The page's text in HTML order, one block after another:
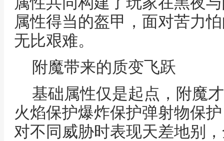
属性得当的盔甲，面对苦力
无比艰难。
附魔带来的质变飞跃
基础属性仅是起点，附魔
火焰保护爆炸保护弹射物保
对不同威胁时表现天差地别